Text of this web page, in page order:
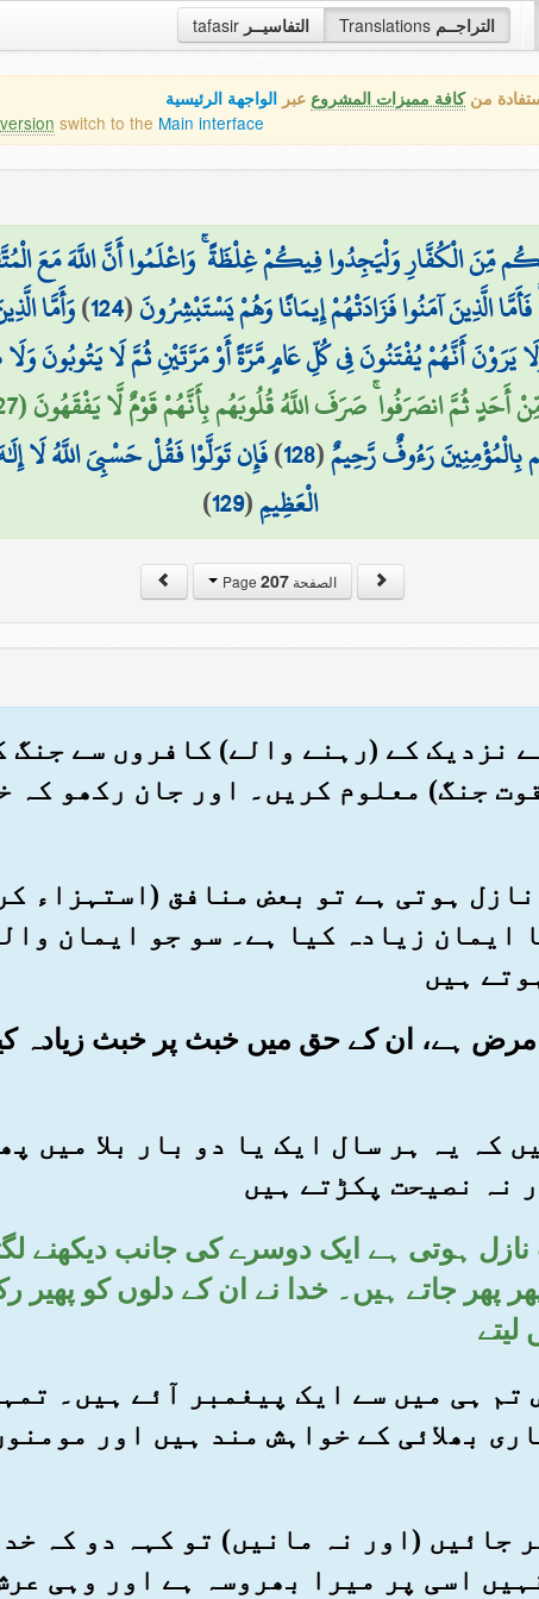
tafasir التفاسيــر Translations التراجــم
منكافة مميزات المشروع عبر الواجهة الرئيسية
switch to the Main interface
مِّنَ الْكُفَّارِ وَلْيَجِدُوا فِيكُمْ غِلْظَةً ۚ وَاعْلَمُوا أَنَّ اللَّهَ مَعَ
الَّذِينَ آمَنُوا فَزَادَتْهُمْ إِيمَانًا وَهُمْ يَسْتَبْشِرُونَ(
124
)وَأَمَّا
يَرَوْنَ أَنَّهُمْ يُفْتَنُونَ فِي كُلِّ عَامٍ مَّرَّةً أَوْ مَرَّتَيْنِ ثُمَّ لَا يَتُوبُونَ
ثُمَّ انصَرَفُوا ۚ صَرَفَ اللَّهُ قُلُوبَهُم بِأَنَّهُمْ قَوْمٌ لَّا يَفْقَهُونَ (127)
رَءُوفٌ رَّحِيمٌ(
128
)فَإِن تَوَلَّوْا فَقُلْ حَسْبِيَ اللَّهُ لَا
الْعَظِيمِ(
129
)
الصفحة Page207
نزدیک کے (رہنے والے) کافروں سے
جنگ) معلوم کریں۔ اور جان رکھو کہ
نازل ہوتی ہے تو بعض منافق (استہزاء
ایمان زیادہ کیا ہے۔ سو جو ایمان
ہیں
مرض ہے، ان کے حق میں خبث پر خبث زیادہ
کہ یہ ہر سال ایک یا دو بار بلا میں
نہ نصیحت پکڑتے ہیں
نازل ہوتی ہے ایک دوسرے کی جانب دیکھنے
پھر جاتے ہیں۔ خدا نے ان کے دلوں کو پھیر
تم ہی میں سے ایک پیغمبر آئے ہیں۔
بھلائی کے خواہش مند ہیں اور
پھر جائیں (اور نہ مانیں) تو کہہ دو کہ
اسی پر میرا بھروسہ ہے اور وہی